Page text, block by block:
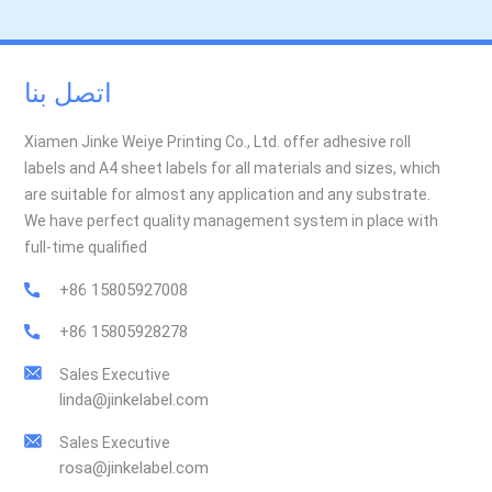
مما يدعم استراتيجيات التغليف الصديقة للبيئة. الأفكار النهائية اختيار
تتماشى مع توقعات المستهلكين من حيث الأصالة والبساطة والاستدامة.
إذا كنت تُطلق منتجًا للمشروبات أو تُفكر في تحديث عبواته، فقد تكون
الملصقات الشفافة هي المفتاح لجذب انتباه المستهلك المعاصر. في
جينكي ليبلنحن متخصصون في إنتاج ملصقات شفافة عالية الجودة،
بخيارات متنوعة من المواد واللاصق، مصممة خصيصًا لتناسب نوع
على عينات أو دعم فني!
اتصل بنا
Xiamen Jinke Weiye Printing Co., Ltd. offer adhesive roll
labels and A4 sheet labels for all materials and sizes, which
are suitable for almost any application and any substrate.
We have perfect quality management system in place with
full-time qualified
+86 15805927008
+86 15805928278
Sales Executive
linda@jinkelabel.com
Sales Executive
rosa@jinkelabel.com